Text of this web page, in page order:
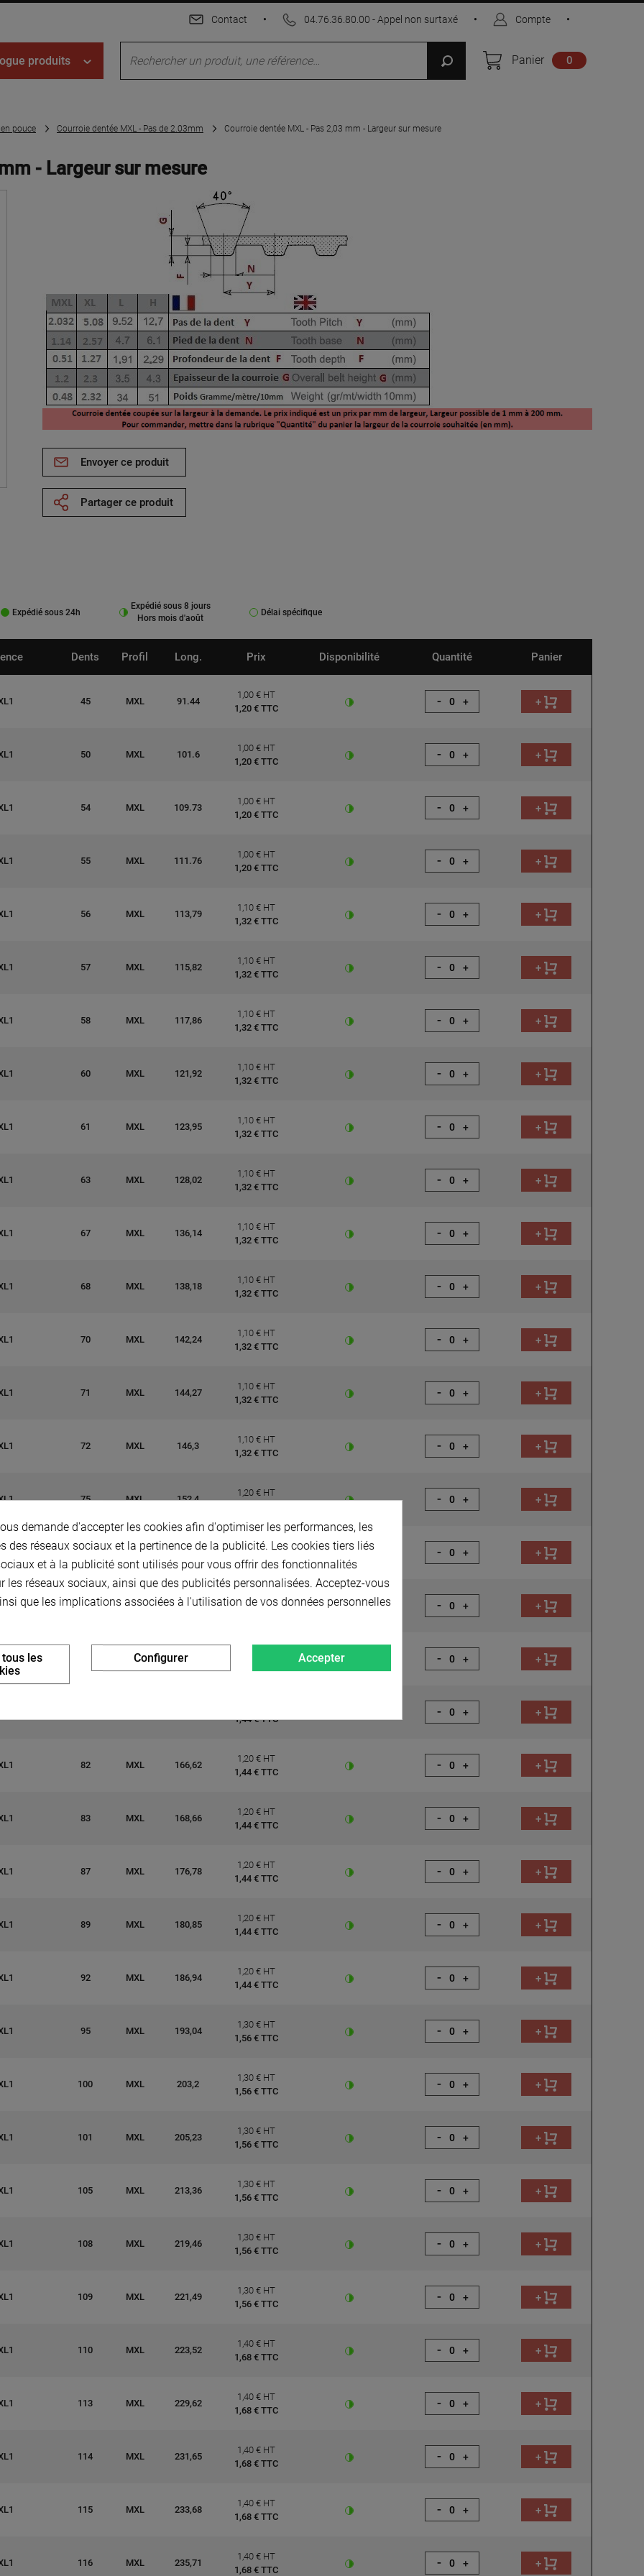
produits Panier 0
Contact • 04.76.36.80.00 - Appel non surtaxé • Compte •
pouce Courroie dentée MXL - Pas de 2.03mm Courroie dentée MXL - Pas 2,03 mm - Largeur sur mesure
- Largeur sur mesure
Envoyer ce produit
Partager ce produit
Expédié sous 24h
Expédié sous 8 jours
Hors mois d'août
Délai spécifique
Dents Profil Long. Prix Disponibilité Quantité Panier
45 MXL 91.44
1,00 € HT
1,20 € TTC
- + +
50 MXL 101.6
1,00 € HT
1,20 € TTC
- + +
54 MXL 109.73
1,00 € HT
1,20 € TTC
- + +
55 MXL 111.76
1,00 € HT
1,20 € TTC
- + +
56 MXL 113,79
1,10 € HT
1,32 € TTC
- + +
57 MXL 115,82
1,10 € HT
1,32 € TTC
- + +
58 MXL 117,86
1,10 € HT
1,32 € TTC
- + +
60 MXL 121,92
1,10 € HT
1,32 € TTC
- + +
61 MXL 123,95
1,10 € HT
1,32 € TTC
- + +
63 MXL 128,02
1,10 € HT
1,32 € TTC
- + +
67 MXL 136,14
1,10 € HT
1,32 € TTC
- + +
68 MXL 138,18
1,10 € HT
1,32 € TTC
- + +
70 MXL 142,24
1,10 € HT
1,32 € TTC
- + +
71 MXL 144,27
1,10 € HT
1,32 € TTC
- + +
72 MXL 146,3
1,10 € HT
1,32 € TTC
- + +
75 MXL 152,4
1,20 € HT
- + +
76 MXL 154,43
1,20 € HT
1,44 € TTC
- + +
78 MXL 158,5
1,20 € HT
- + +
MXL 160,53 - + +
1,44 € TTC
- + +
82 MXL 166,62
1,20 € HT
1,44 € TTC
- + +
83 MXL 168,66
1,20 € HT
1,44 € TTC
- + +
87 MXL 176,78
1,20 € HT
1,44 € TTC
- + +
89 MXL 180,85
1,20 € HT
1,44 € TTC
- + +
92 MXL 186,94
1,20 € HT
1,44 € TTC
- + +
95 MXL 193,04
1,30 € HT
1,56 € TTC
- + +
100 MXL 203,2
1,30 € HT
1,56 € TTC
- + +
101 MXL 205,23
1,30 € HT
1,56 € TTC
- + +
105 MXL 213,36
1,30 € HT
1,56 € TTC
- + +
108 MXL 219,46
1,30 € HT
1,56 € TTC
- + +
109 MXL 221,49
1,30 € HT
1,56 € TTC
- + +
110 MXL 223,52
1,40 € HT
1,68 € TTC
- + +
113 MXL 229,62
1,40 € HT
1,68 € TTC
- + +
114 MXL 231,65
1,40 € HT
1,68 € TTC
- + +
115 MXL 233,68
1,40 € HT
1,68 € TTC
- + +
116 MXL 235,71
1,40 € HT
1,68 € TTC
- + +
demande d'accepter les cookies afin d'optimiser les performances, les
des réseaux sociaux et la pertinence de la publicité. Les cookies tiers liés
et à la publicité sont utilisés pour vous offrir des fonctionnalités
les réseaux sociaux, ainsi que des publicités personnalisées. Acceptez-vous
que les implications associées à l'utilisation de vos données personnelles
Accepter
les
Configurer